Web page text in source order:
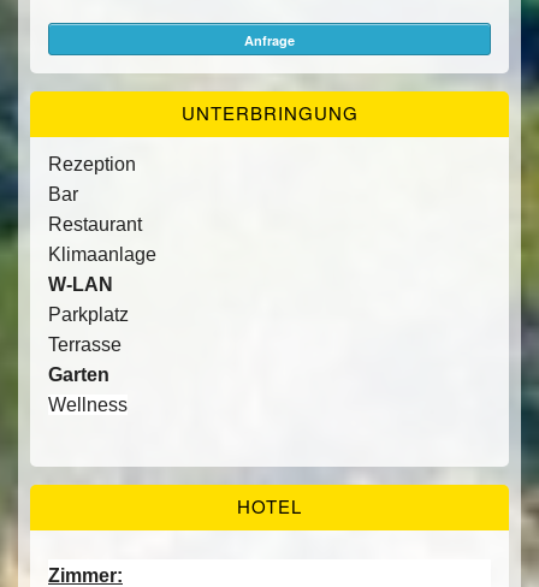
Anfrage
UNTERBRINGUNG
Rezeption
Bar
Restaurant
Klimaanlage
W-LAN
Parkplatz
Terrasse
Garten
Wellness
HOTEL
Zimmer: